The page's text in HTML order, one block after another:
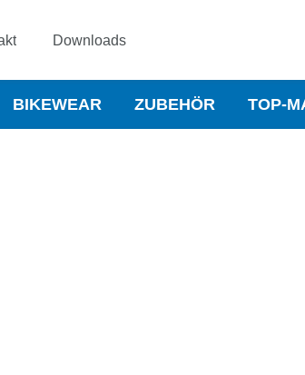
Downloads
BIKEWEAR ZUBEHÖR TOP-